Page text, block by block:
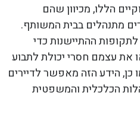
הללו, מכיוון שהם
מתנהלים בבית המשותף.
ההתיישנות כדי
עצמם חסרי יכולת לתבוע
כן, הידע הזה מאפשר לדיירים
הכלכלית והמשפטית